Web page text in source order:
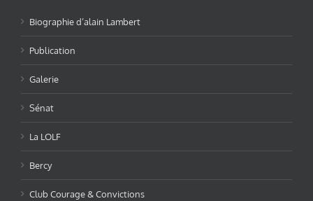
Biographie d’alain Lambert
Publication
Galerie
Sénat
La LOLF
Bercy
Club Courage & Convictions